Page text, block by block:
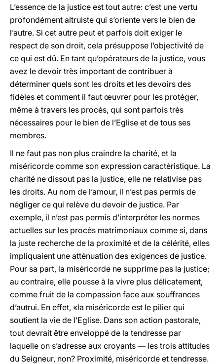
L’essence de la justice est tout autre: c’est une vertu
profondément altruiste qui s’oriente vers le bien de
l’autre. Si cet autre peut et parfois doit exiger le
respect de son droit, cela présuppose l’objectivité de
ce qui est dû. En tant qu’opérateurs de la justice, vous
avez le devoir très important de contribuer à
déterminer quels sont les droits et les devoirs des
fidèles et comment il faut œuvrer pour les protéger,
même à travers les procès, qui sont parfois très
nécessaires pour le bien de l’Eglise et de tous ses
membres.
Il ne faut pas non plus craindre la charité, et la
miséricorde comme son expression caractéristique. La
charité ne dissout pas la justice, elle ne relativise pas
les droits. Au nom de l’amour, il n’est pas permis de
négliger ce qui relève du devoir de justice. Par
exemple, il n’est pas permis d’interpréter les normes
actuelles sur les procès matrimoniaux comme si, dans
la juste recherche de la proximité et de la célérité, elles
impliquaient une atténuation des exigences de justice.
Pour sa part, la miséricorde ne supprime pas la justice;
au contraire, elle pousse à la vivre plus délicatement,
comme fruit de la compassion face aux souffrances
d’autrui. En effet, «la miséricorde est le pilier qui
soutient la vie de l’Eglise. Dans son action pastorale,
tout devrait être enveloppé de la tendresse par
laquelle on s’adresse aux croyants — les trois attitudes
du Seigneur, non? Proximité, miséricorde et tendresse.